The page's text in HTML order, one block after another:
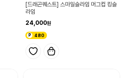
[드래곤퀘스트] 스마일슬라임 머그컵 킹슬
라임
24,000
480